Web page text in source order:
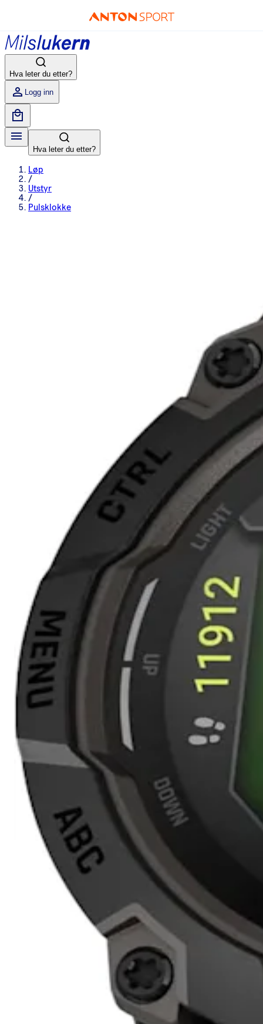
Hva leter du etter?
Logg inn
Hva leter du etter?
Løp
/
Utstyr
/
Pulsklokke